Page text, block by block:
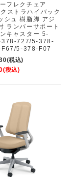
フレクチェア
ストラハイバック
シュ 樹脂脚 アジ
ランバーサポート
キャスター 5-
727/5-378-
5-378-F07
(税込)
(税込)